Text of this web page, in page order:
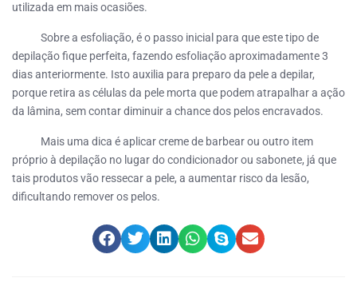
utilizada em mais ocasiões.
Sobre a esfoliação, é o passo inicial para que este tipo de
depilação fique perfeita, fazendo esfoliação aproximadamente 3
dias anteriormente. Isto auxilia para preparo da pele a depilar,
porque retira as células da pele morta que podem atrapalhar a ação
da lâmina, sem contar diminuir a chance dos pelos encravados.
Mais uma dica é aplicar creme de barbear ou outro item
próprio à depilação no lugar do condicionador ou sabonete, já que
tais produtos vão ressecar a pele, a aumentar risco da lesão,
dificultando remover os pelos.